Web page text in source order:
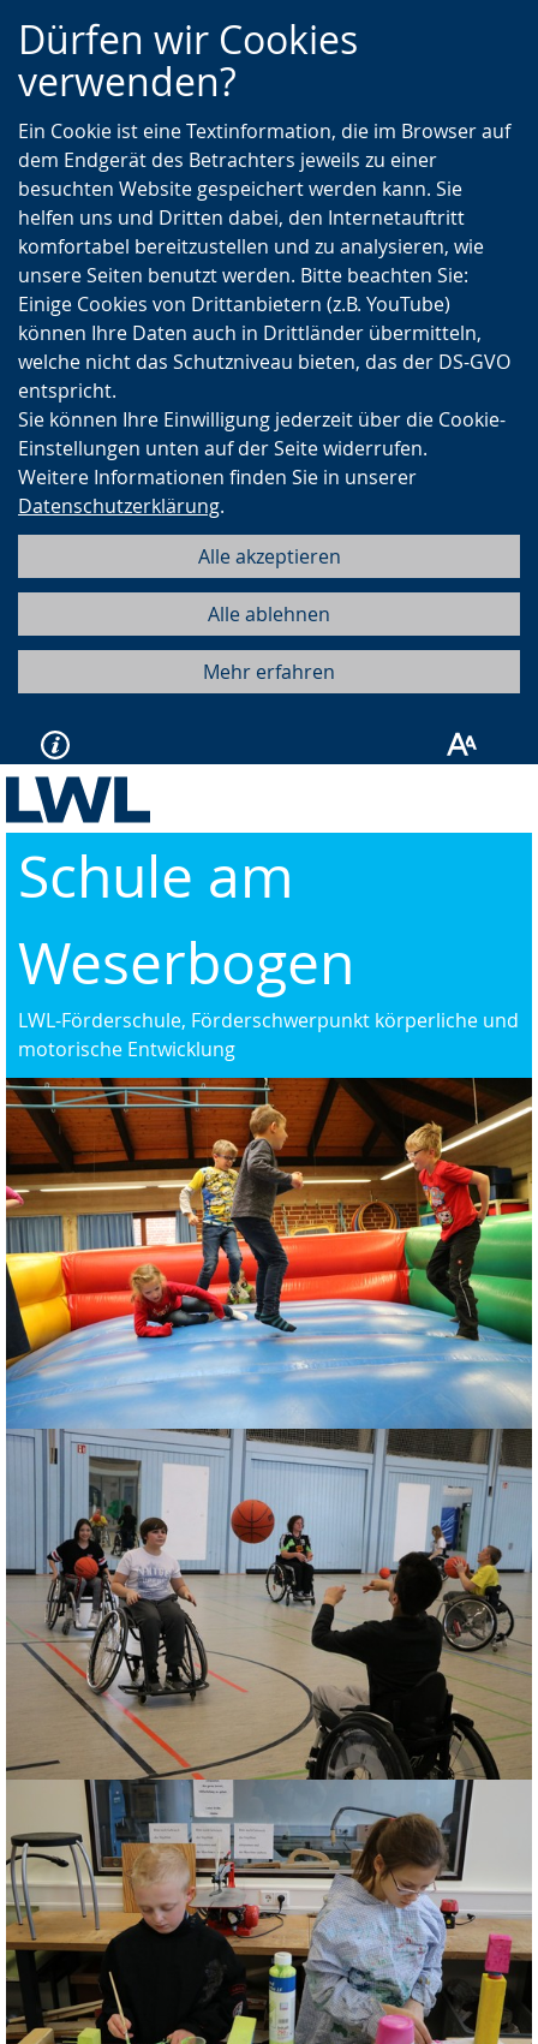
Zur
Hauptnavigation
Zur
Seitennavigation
Zum
Inhalt
Dürfen wir Cookies
verwenden?
Ein Cookie ist eine Textinformation, die im Browser auf
dem Endgerät des Betrachters jeweils zu einer
besuchten Website gespeichert werden kann. Sie
helfen uns und Dritten dabei, den Internetauftritt
komfortabel bereitzustellen und zu analysieren, wie
unsere Seiten benutzt werden. Bitte beachten Sie:
Einige Cookies von Drittanbietern (z.B. YouTube)
können Ihre Daten auch in Drittländer übermitteln,
welche nicht das Schutzniveau bieten, das der DS-GVO
entspricht.
Sie können Ihre Einwilligung jederzeit über die Cookie-
Einstellungen unten auf der Seite widerrufen.
Weitere Informationen finden Sie in unserer
Datenschutzerklärung.
Alle akzeptieren
Alle ablehnen
Mehr erfahren
Schule am
Weserbogen
LWL-Förderschule, Förderschwerpunkt körperliche und
motorische Entwicklung